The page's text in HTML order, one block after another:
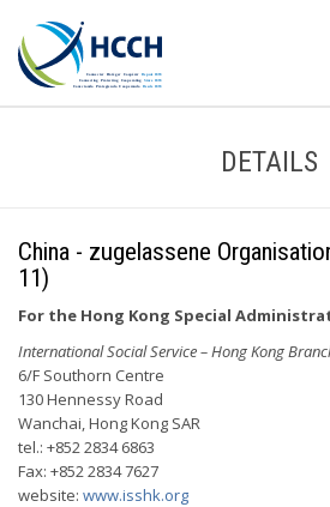
DETAILS
China - zugelassene
11)
For the Hong Kong Special
International Social Service – Hong Kong
6/F Southorn Centre
130 Hennessy Road
Wanchai, Hong Kong SAR
tel.: +852 2834 6863
Fax: +852 2834 7627
website: www.isshk.org